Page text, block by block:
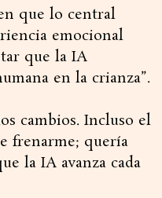
que lo central
emocional
que la IA
en la crianza”.
cambios. Incluso el
frenarme; quería
la IA avanza cada